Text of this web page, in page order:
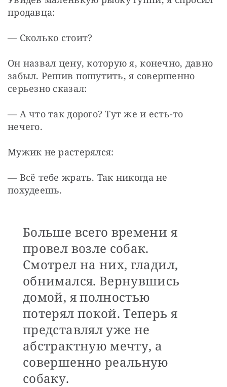
продавца:
— Сколько стоит?
Он назвал цену, которую я, конечно, давно
забыл. Решив пошутить, я совершенно
серьезно сказал:
— А что так дорого? Тут же и есть-то
нечего.
Мужик не растерялся:
— Всё тебе жрать. Так никогда не
похудеешь.
Больше всего времени я
провел возле собак.
Смотрел на них, гладил,
обнимался. Вернувшись
домой, я полностью
потерял покой. Теперь я
представлял уже не
абстрактную мечту, а
совершенно реальную
собаку.